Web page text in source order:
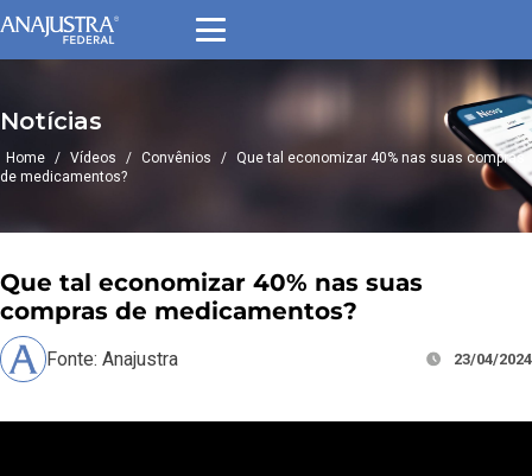
Notícias
Home / Vídeos / Convênios / Que tal economizar 40% nas suas compras
de medicamentos?
Que tal economizar 40% nas suas
compras de medicamentos?
Fonte: Anajustra 23/04/2024